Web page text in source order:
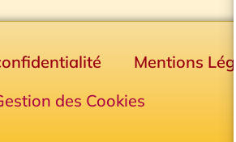
Mentions
des Cookies